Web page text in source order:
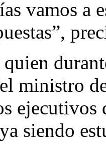
vamos a
ministro
ejecutivos
siendo